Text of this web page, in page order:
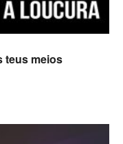
teus meios